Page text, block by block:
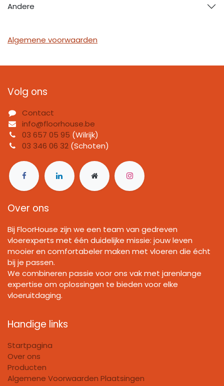
Andere
Algemene voorwaarden
Volg ons
Contact
info@floorhouse.be
03 657 05 95 (Wilrijk)
03 346 06 32 (Schoten)
Over ons
Bij FloorHouse zijn we een team van gedreven
vloerexperts met één duidelijke missie: jouw leven
mooier en comfortabeler maken met vloeren die écht
bij je passen.
We combineren passie voor ons vak met jarenlange
expertise om oplossingen te bieden voor elke
vloeruitdaging.
Handige links
Startpagina
Over ons
Producten
Algemene Voorwaarden Plaatsingen